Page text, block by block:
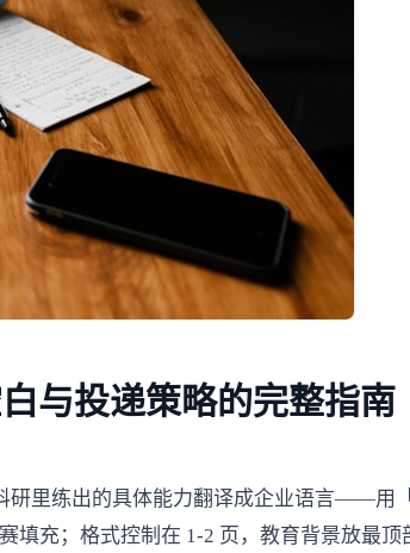
与投递策略的完整指南
研里练出的具体能力翻译成企业语言——用
充；格式控制在 1-2 页，教育背景放最顶